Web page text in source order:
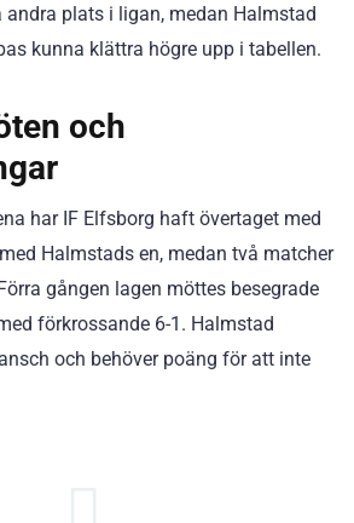
plats i ligan, medan Halmstad
kunna klättra högre upp i tabellen.
och
har IF Elfsborg haft övertaget med
Halmstads en, medan två matcher
gången lagen möttes besegrade
förkrossande 6-1. Halmstad
och behöver poäng för att inte